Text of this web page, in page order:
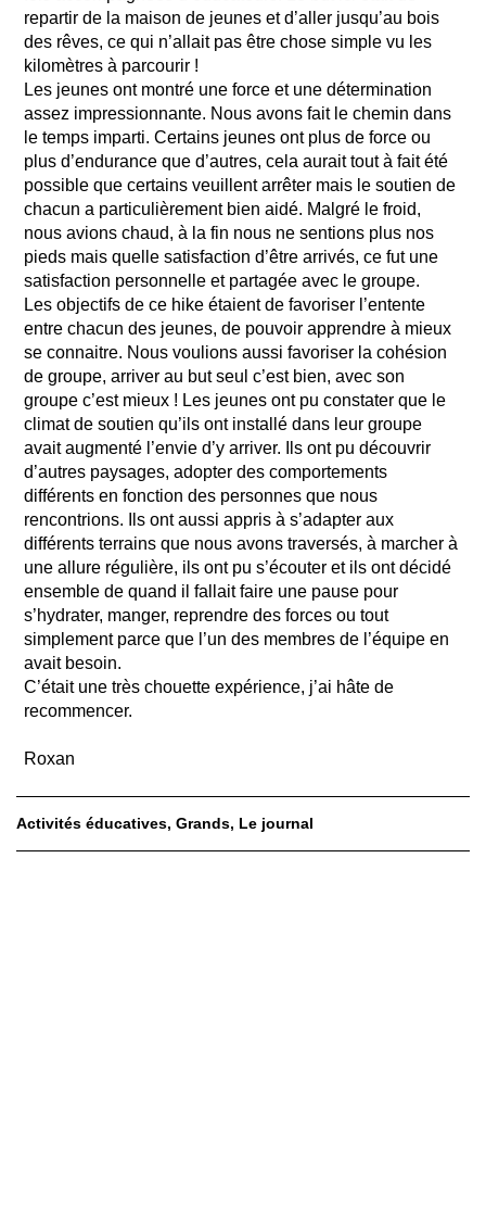
repartir de la maison de jeunes et d’aller jusqu’au bois
des rêves, ce qui n’allait pas être chose simple vu les
kilomètres à parcourir !
Les jeunes ont montré une force et une détermination
assez impressionnante. Nous avons fait le chemin dans
le temps imparti. Certains jeunes ont plus de force ou
plus d’endurance que d’autres, cela aurait tout à fait été
possible que certains veuillent arrêter mais le soutien de
chacun a particulièrement bien aidé. Malgré le froid,
nous avions chaud, à la fin nous ne sentions plus nos
pieds mais quelle satisfaction d’être arrivés, ce fut une
satisfaction personnelle et partagée avec le groupe.
Les objectifs de ce hike étaient de favoriser l’entente
entre chacun des jeunes, de pouvoir apprendre à mieux
se connaitre. Nous voulions aussi favoriser la cohésion
de groupe, arriver au but seul c’est bien, avec son
groupe c’est mieux ! Les jeunes ont pu constater que le
climat de soutien qu’ils ont installé dans leur groupe
avait augmenté l’envie d’y arriver. Ils ont pu découvrir
d’autres paysages, adopter des comportements
différents en fonction des personnes que nous
rencontrions. Ils ont aussi appris à s’adapter aux
différents terrains que nous avons traversés, à marcher à
une allure régulière, ils ont pu s’écouter et ils ont décidé
ensemble de quand il fallait faire une pause pour
s’hydrater, manger, reprendre des forces ou tout
simplement parce que l’un des membres de l’équipe en
avait besoin.
C’était une très chouette expérience, j’ai hâte de
recommencer.
Roxan
Activités éducatives Grands Le journal